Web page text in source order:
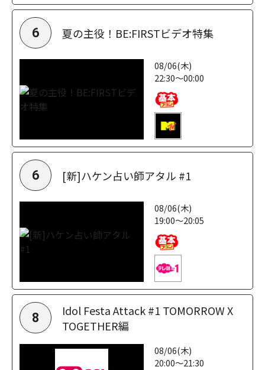
6 夏の主役！BE:FIRSTビデオ特集
08/06(木)
22:30～00:00
6 [新]ハケン占い師アタル #1
08/06(木)
19:00～20:05
8
Idol Festa Attack #1 TOMORROW X
TOGETHER編
08/06(木)
20:00～21:30